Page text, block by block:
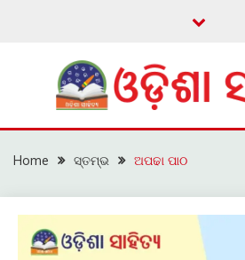
ଓଡ଼ିଶା ସାହିତ୍ୟ
Home ସ୍ତମ୍ଭ ଅପଢା ପାଠ